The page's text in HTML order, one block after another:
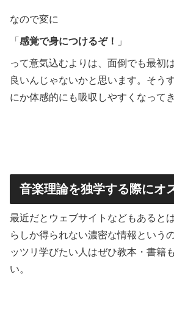
なので変に
「 感覚で身につけるぞ！ 」
って意気込むよりは、面倒でも最初
良いんじゃないかと思います。そう
にか体感的にも吸収しやすくなって
音楽理論を独学する際にオ
最近だとウェブサイトなどもあると
らしか得られない濃密な情報という
ッツリ学びたい人はぜひ教本・書籍
い。